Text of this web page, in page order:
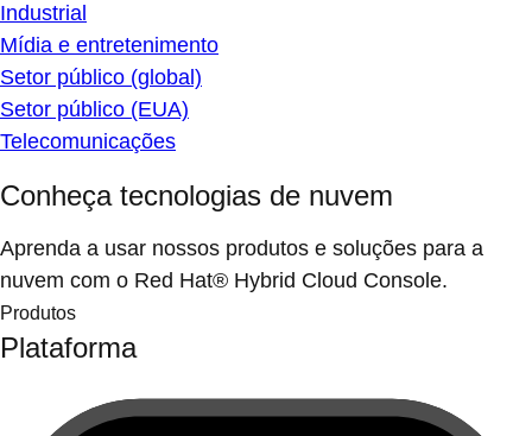
Industrial
Mídia e entretenimento
Setor público (global)
Setor público (EUA)
Telecomunicações
Conheça tecnologias de nuvem
Aprenda a usar nossos produtos e soluções para a
nuvem com o Red Hat® Hybrid Cloud Console.
Produtos
Plataforma